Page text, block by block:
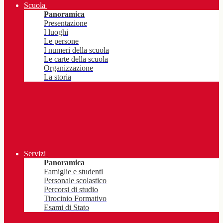
Scuola
Panoramica
Presentazione
I luoghi
Le persone
I numeri della scuola
Le carte della scuola
Organizzazione
La storia
Servizi
Panoramica
Famiglie e studenti
Personale scolastico
Percorsi di studio
Tirocinio Formativo
Esami di Stato